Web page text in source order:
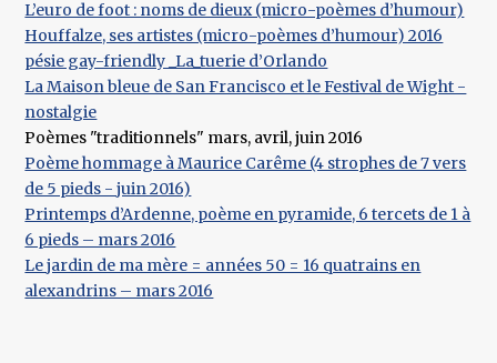
L’euro de foot : noms de dieux (micro-poèmes d’humour)
Houffalze, ses artistes (micro-poèmes d’humour) 2016
pésie gay-friendly _La_tuerie d’Orlando
La Maison bleue de San Francisco et le Festival de Wight -
nostalgie
Poèmes "traditionnels" mars, avril, juin 2016
Poème hommage à Maurice Carême (4 strophes de 7 vers
de 5 pieds - juin 2016)
Printemps d’Ardenne, poème en pyramide, 6 tercets de 1 à
6 pieds – mars 2016
Le jardin de ma mère = années 50 = 16 quatrains en
alexandrins – mars 2016